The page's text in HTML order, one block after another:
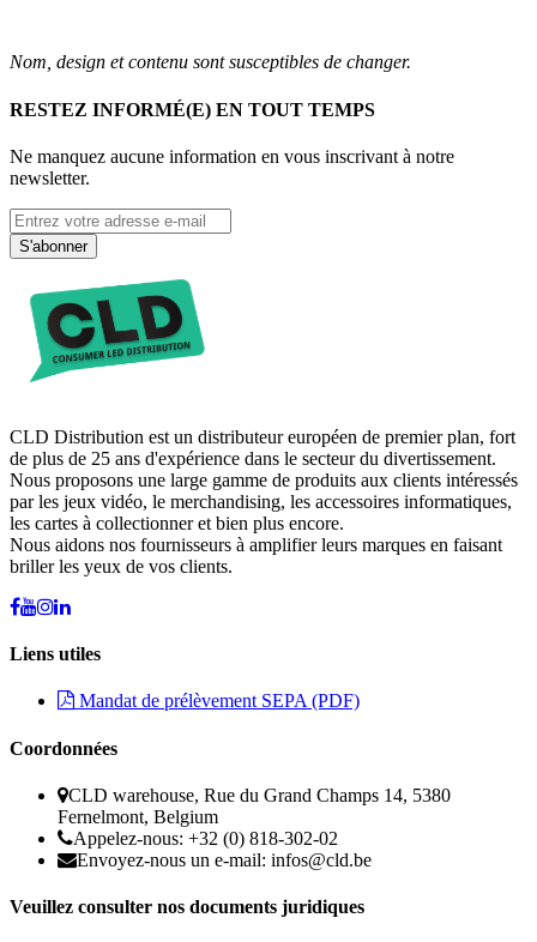
Nom, design et contenu sont susceptibles de changer.
RESTEZ INFORMÉ(E) EN TOUT TEMPS
Ne manquez aucune information en vous inscrivant à notre
newsletter.
S'abonner
CLD Distribution est un distributeur européen de premier plan, fort
de plus de 25 ans d'expérience dans le secteur du divertissement.
Nous proposons une large gamme de produits aux clients intéressés
par les jeux vidéo, le merchandising, les accessoires informatiques,
les cartes à collectionner et bien plus encore.
Nous aidons nos fournisseurs à amplifier leurs marques en faisant
briller les yeux de vos clients.
Liens utiles
Mandat de prélèvement SEPA (PDF)
Coordonnées
CLD warehouse, Rue du Grand Champs 14, 5380
Fernelmont, Belgium
Appelez-nous: +32 (0) 818-302-02
Envoyez-nous un e-mail: infos@cld.be
Veuillez consulter nos documents juridiques